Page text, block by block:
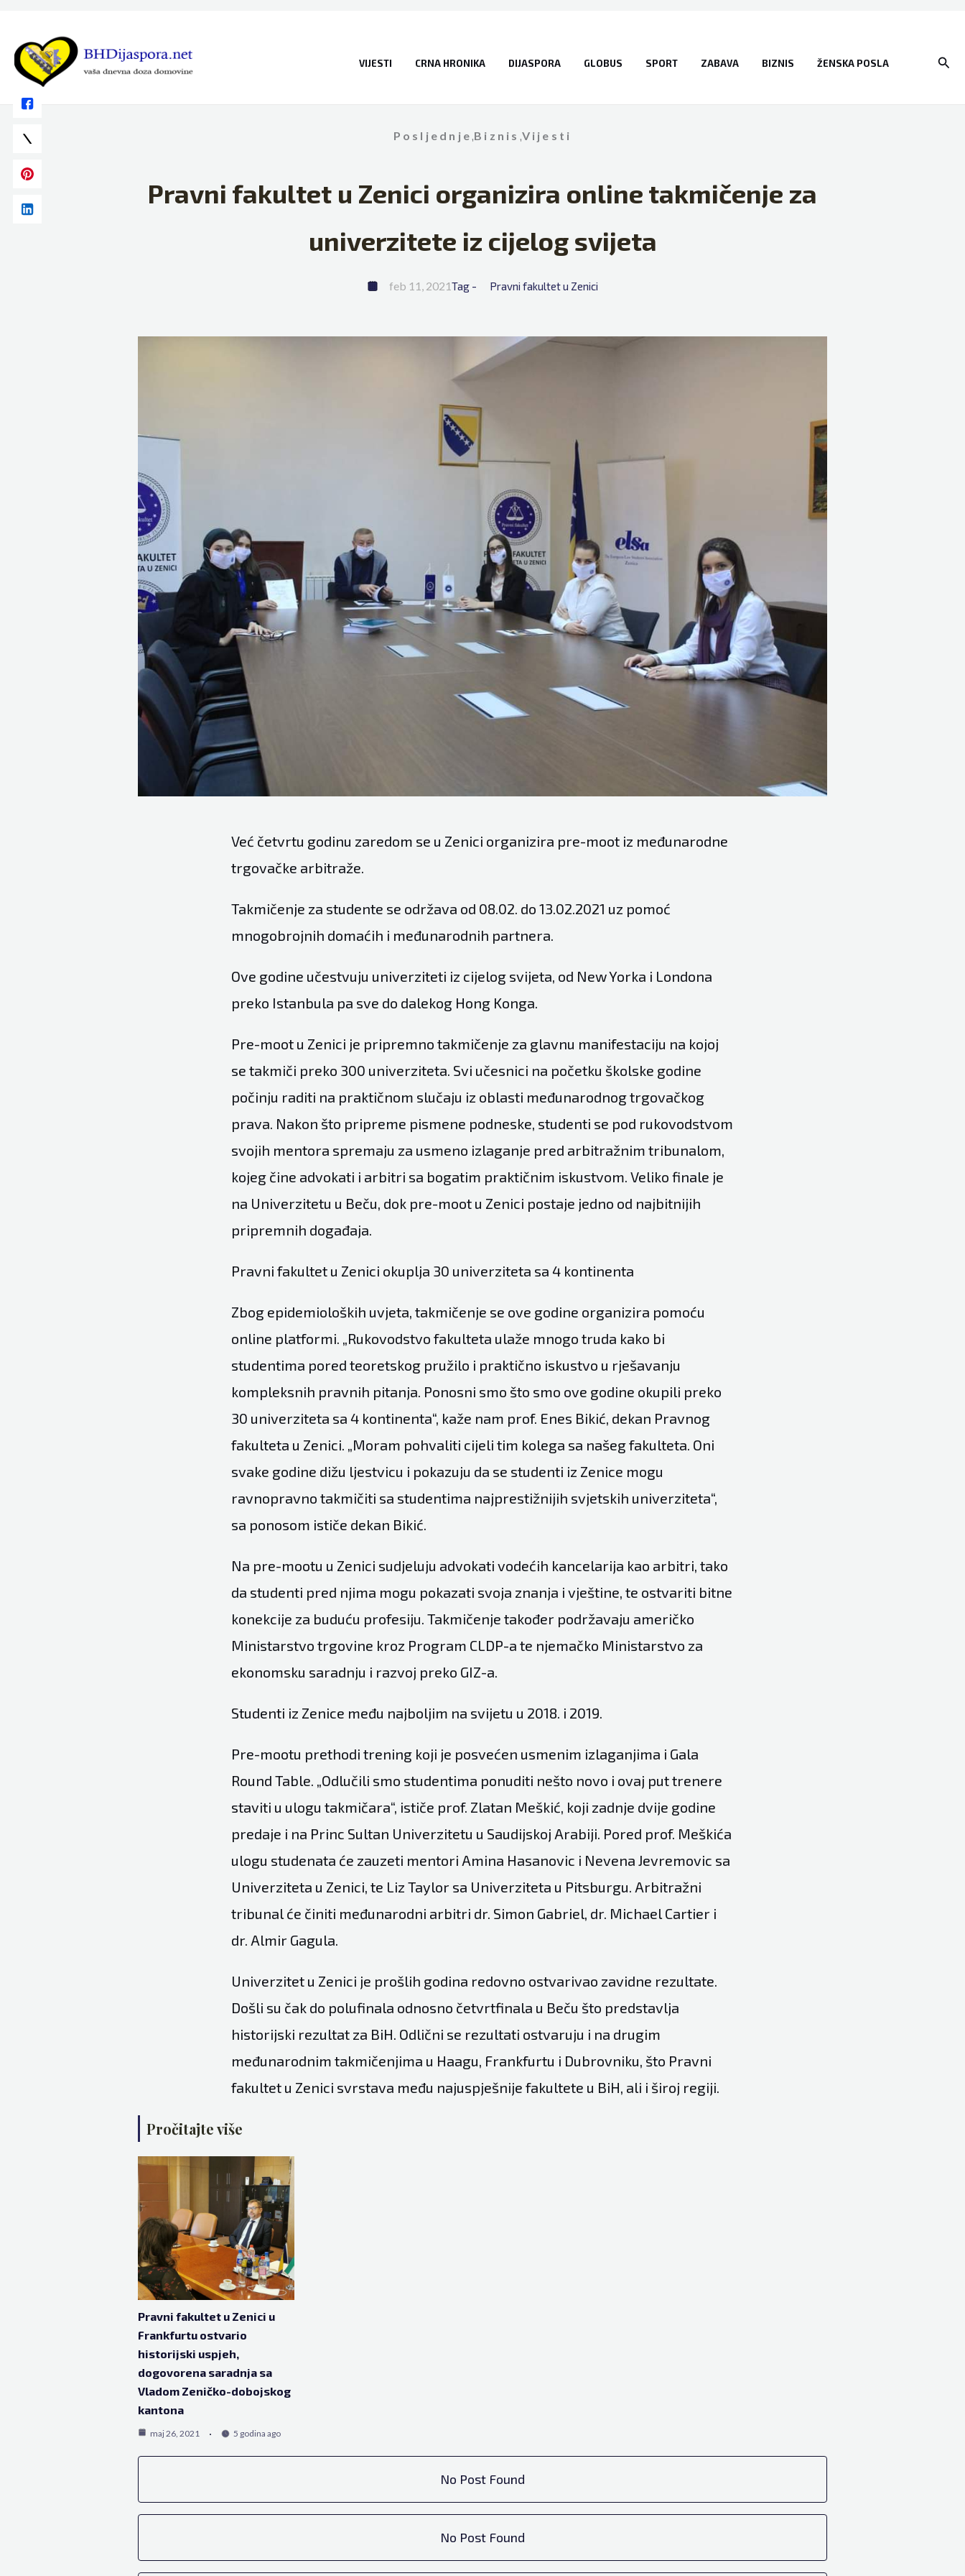
content
VIJESTI CRNA HRONIKA DIJASPORA GLOBUS SPORT ZABAVA BIZNIS ŽENSKA POSLA
Posljednje,Biznis ,Vijesti
Pravni fakultet u Zenici organizira online takmičenje za
univerzitete iz cijelog svijeta
feb 11, 2021Tag - Pravni fakultet u Zenici
Već četvrtu godinu zaredom se u Zenici organizira pre-moot iz međunarodne
trgovačke arbitraže.
Takmičenje za studente se održava od 08.02. do 13.02.2021 uz pomoć
mnogobrojnih domaćih i međunarodnih partnera.
Ove godine učestvuju univerziteti iz cijelog svijeta, od New Yorka i Londona
preko Istanbula pa sve do dalekog Hong Konga.
Pre-moot u Zenici je pripremno takmičenje za glavnu manifestaciju na kojoj
se takmiči preko 300 univerziteta. Svi učesnici na početku školske godine
počinju raditi na praktičnom slučaju iz oblasti međunarodnog trgovačkog
prava. Nakon što pripreme pismene podneske, studenti se pod rukovodstvom
svojih mentora spremaju za usmeno izlaganje pred arbitražnim tribunalom,
kojeg čine advokati i arbitri sa bogatim praktičnim iskustvom. Veliko finale je
na Univerzitetu u Beču, dok pre-moot u Zenici postaje jedno od najbitnijih
pripremnih događaja.
Pravni fakultet u Zenici okuplja 30 univerziteta sa 4 kontinenta
Zbog epidemioloških uvjeta, takmičenje se ove godine organizira pomoću
online platformi. „Rukovodstvo fakulteta ulaže mnogo truda kako bi
studentima pored teoretskog pružilo i praktično iskustvo u rješavanju
kompleksnih pravnih pitanja. Ponosni smo što smo ove godine okupili preko
30 univerziteta sa 4 kontinenta“, kaže nam prof. Enes Bikić, dekan Pravnog
fakulteta u Zenici. „Moram pohvaliti cijeli tim kolega sa našeg fakulteta. Oni
svake godine dižu ljestvicu i pokazuju da se studenti iz Zenice mogu
ravnopravno takmičiti sa studentima najprestižnijih svjetskih univerziteta“,
sa ponosom ističe dekan Bikić.
Na pre-mootu u Zenici sudjeluju advokati vodećih kancelarija kao arbitri, tako
da studenti pred njima mogu pokazati svoja znanja i vještine, te ostvariti bitne
konekcije za buduću profesiju. Takmičenje također podržavaju američko
Ministarstvo trgovine kroz Program CLDP-a te njemačko Ministarstvo za
ekonomsku saradnju i razvoj preko GIZ-a.
Studenti iz Zenice među najboljim na svijetu u 2018. i 2019.
Pre-mootu prethodi trening koji je posvećen usmenim izlaganjima i Gala
Round Table. „Odlučili smo studentima ponuditi nešto novo i ovaj put trenere
staviti u ulogu takmičara“, ističe prof. Zlatan Meškić, koji zadnje dvije godine
predaje i na Princ Sultan Univerzitetu u Saudijskoj Arabiji. Pored prof. Meškića
ulogu studenata će zauzeti mentori Amina Hasanovic i Nevena Jevremovic sa
Univerziteta u Zenici, te Liz Taylor sa Univerziteta u Pitsburgu. Arbitražni
tribunal će činiti međunarodni arbitri dr. Simon Gabriel, dr. Michael Cartier i
dr. Almir Gagula.
Univerzitet u Zenici je prošlih godina redovno ostvarivao zavidne rezultate.
Došli su čak do polufinala odnosno četvrtfinala u Beču što predstavlja
historijski rezultat za BiH. Odlični se rezultati ostvaruju i na drugim
međunarodnim takmičenjima u Haagu, Frankfurtu i Dubrovniku, što Pravni
fakultet u Zenici svrstava među najuspješnije fakultete u BiH, ali i široj regiji.
Pročitajte više
Pravni fakultet u Zenici u
Frankfurtu ostvario
historijski uspjeh,
dogovorena saradnja sa
Vladom Zeničko-dobojskog
kantona
maj 26, 2021 5 godina ago
No Post Found
No Post Found